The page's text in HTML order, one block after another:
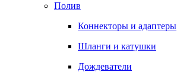
Полив
Коннекторы и адаптеры
Шланги и катушки
Дождеватели